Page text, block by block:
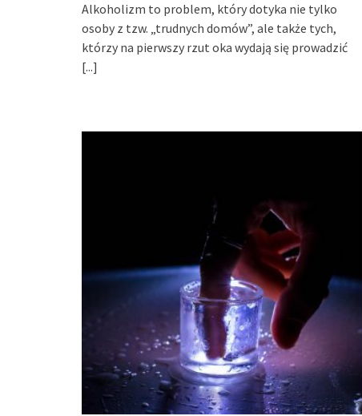
Alkoholizm to problem, który dotyka nie tylko
osoby z tzw. „trudnych domów”, ale także tych,
którzy na pierwszy rzut oka wydają się prowadzić
[...]